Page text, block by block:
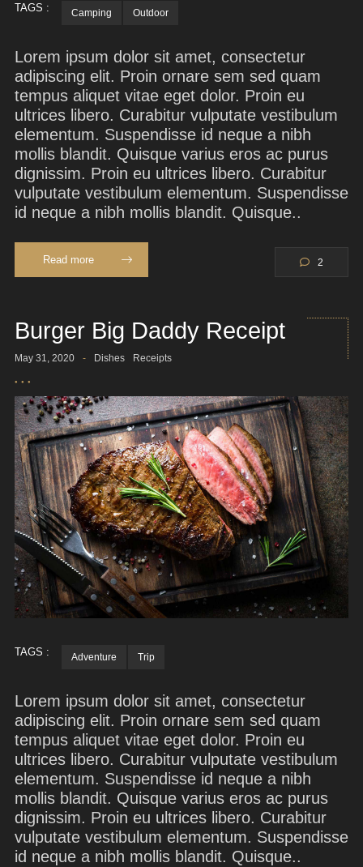
TAGS : Camping Outdoor
Lorem ipsum dolor sit amet, consectetur
adipiscing elit. Proin ornare sem sed quam
tempus aliquet vitae eget dolor. Proin eu
ultrices libero. Curabitur vulputate vestibulum
elementum. Suspendisse id neque a nibh
mollis blandit. Quisque varius eros ac purus
dignissim. Proin eu ultrices libero. Curabitur
vulputate vestibulum elementum. Suspendisse
id neque a nibh mollis blandit. Quisque..
Read more 2
Burger Big Daddy Receipt
May 31, 2020 - Dishes Receipts
TAGS : Adventure Trip
Lorem ipsum dolor sit amet, consectetur
adipiscing elit. Proin ornare sem sed quam
tempus aliquet vitae eget dolor. Proin eu
ultrices libero. Curabitur vulputate vestibulum
elementum. Suspendisse id neque a nibh
mollis blandit. Quisque varius eros ac purus
dignissim. Proin eu ultrices libero. Curabitur
vulputate vestibulum elementum. Suspendisse
id neque a nibh mollis blandit. Quisque..